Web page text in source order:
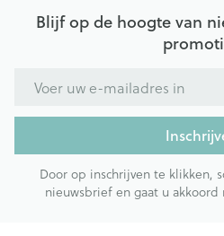
Blijf op de hoogte van
Door op inschrijven te klikken,
nieuwsbrief en gaat u akkoord